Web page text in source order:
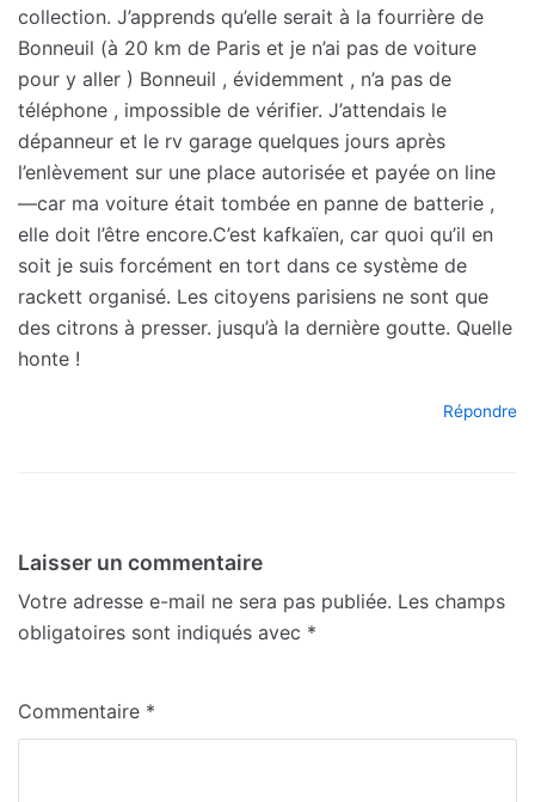
collection. J’apprends qu’elle serait à la fourrière de
Bonneuil (à 20 km de Paris et je n’ai pas de voiture
pour y aller ) Bonneuil , évidemment , n’a pas de
téléphone , impossible de vérifier. J’attendais le
dépanneur et le rv garage quelques jours après
l’enlèvement sur une place autorisée et payée on line
—car ma voiture était tombée en panne de batterie ,
elle doit l’être encore.C’est kafkaïen, car quoi qu’il en
soit je suis forcément en tort dans ce système de
rackett organisé. Les citoyens parisiens ne sont que
des citrons à presser. jusqu’à la dernière goutte. Quelle
honte !
Répondre
Laisser un commentaire
Votre adresse e-mail ne sera pas publiée. Les champs
obligatoires sont indiqués avec *
Commentaire *